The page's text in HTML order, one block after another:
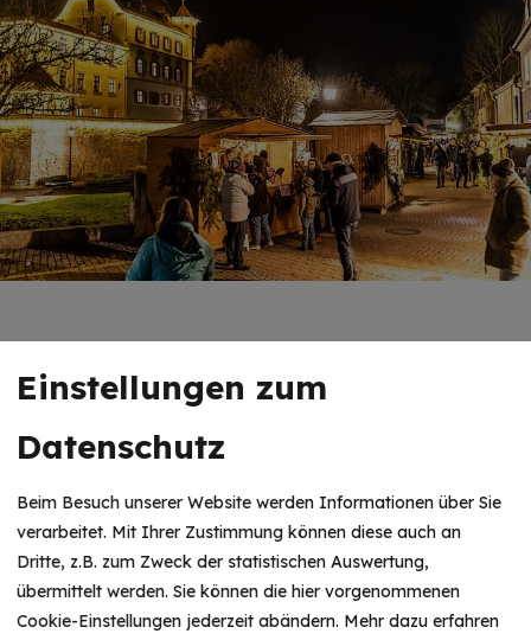
VERANSTALTUNGSORT
Heinrich-Aurnhammer-Str. 3
09142 9600-60
Einstellungen zum
Datenschutz
Beim Besuch unserer Website werden Informationen über Sie
verarbeitet. Mit Ihrer Zustimmung können diese auch an
Dritte, z.B. zum Zweck der statistischen Auswertung,
übermittelt werden. Sie können die hier vorgenommenen
Cookie-Einstellungen jederzeit abändern. Mehr dazu erfahren